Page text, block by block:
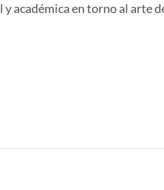
académica en torno al arte